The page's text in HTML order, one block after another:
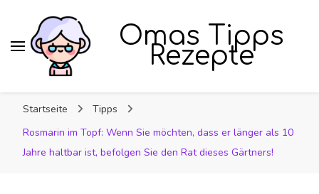
Omas Tipps
Rezepte
Startseite
Tipps
Rosmarin im Topf: Wenn Sie möchten, dass er länger als 10
Jahre haltbar ist, befolgen Sie den Rat dieses Gärtners!